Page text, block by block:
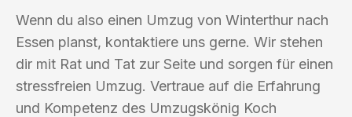
Wenn du also einen Umzug von Winterthur nach
Essen planst, kontaktiere uns gerne. Wir stehen
dir mit Rat und Tat zur Seite und sorgen für einen
stressfreien Umzug. Vertraue auf die Erfahrung
und Kompetenz des Umzugskönig Koch